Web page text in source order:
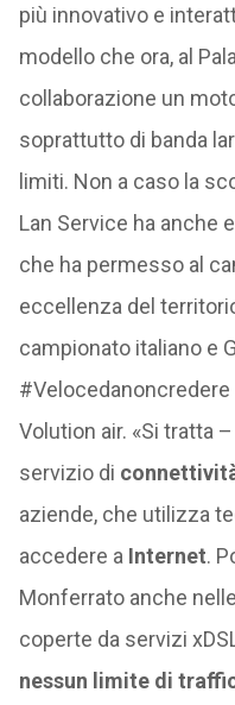
più innovativo e
modello che ora, al
collaborazione un
soprattutto di banda
limiti. Non a caso la
Lan Service ha anche
che ha permesso al
eccellenza del
campionato italiano e
Volution air. «Si tratta
servizio di
aziende, che utilizza
accedere a Internet.
Monferrato anche
coperte da servizi
nessun limite di